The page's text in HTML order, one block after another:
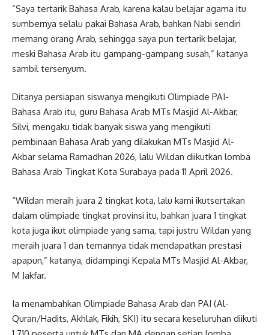
“Saya tertarik Bahasa Arab, karena kalau belajar agama itu
sumbernya selalu pakai Bahasa Arab, bahkan Nabi sendiri
memang orang Arab, sehingga saya pun tertarik belajar,
meski Bahasa Arab itu gampang-gampang susah,” katanya
sambil tersenyum.
Ditanya persiapan siswanya mengikuti Olimpiade PAI-
Bahasa Arab itu, guru Bahasa Arab MTs Masjid Al-Akbar,
Silvi, mengaku tidak banyak siswa yang mengikuti
pembinaan Bahasa Arab yang dilakukan MTs Masjid Al-
Akbar selama Ramadhan 2026, lalu Wildan diikutkan lomba
Bahasa Arab Tingkat Kota Surabaya pada 11 April 2026.
“Wildan meraih juara 2 tingkat kota, lalu kami ikutsertakan
dalam olimpiade tingkat provinsi itu, bahkan juara 1 tingkat
kota juga ikut olimpiade yang sama, tapi justru Wildan yang
meraih juara 1 dan temannya tidak mendapatkan prestasi
apapun,” katanya, didampingi Kepala MTs Masjid Al-Akbar,
M Jakfar.
Ia menambahkan Olimpiade Bahasa Arab dan PAI (Al-
Quran/Hadits, Akhlak, Fikih, SKI) itu secara keseluruhan diikuti